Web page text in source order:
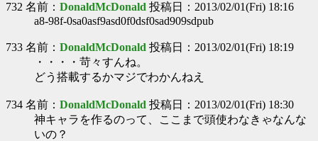
732 名前： DonaldMcDonald 投稿日：2013/02/01(Fri) 18:16
a8-98f-0sa0asf9asd0f0dsf0sad909sdpub
733 名前： DonaldMcDonald 投稿日：2013/02/01(Fri) 18:19
・・・・苛々すんね。
どう搭載するかマジでわかんねえ
734 名前： DonaldMcDonald 投稿日：2013/02/01(Fri) 18:30
神キャラを作るのって、ここまで頭使わなきゃなんな
いの？